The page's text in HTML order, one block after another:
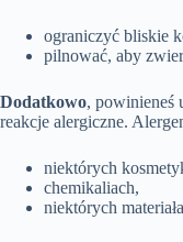
ograniczyć bliskie
pilnować, aby
Dodatkowo, powinieneś
reakcje alergiczne.
niektórych
chemikaliach,
niektórych